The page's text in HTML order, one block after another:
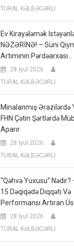
TURAL KƏLBƏCƏRLİ
Ev Kirayələmək
NƏZƏRİNƏ! – Süni
Artımının Pərdəarxası…
28 İyul 2026
TURAL KƏLBƏCƏRLİ
Minalanmış Ərazilərdə
FHN Çətin Şərtlərdə
Aparır
28 İyul 2026
TURAL KƏLBƏCƏRLİ
“Qəhvə Yuxusu” Nədir?
15 Dəqiqədə Diqqəti Və
Performansı Artıran
28 İyul 2026
TURAL KƏLBƏCƏRLİ